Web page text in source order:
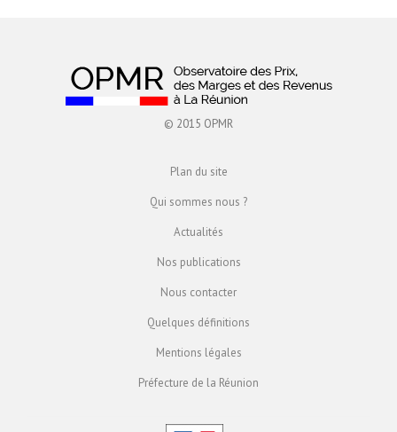
© 2015 OPMR
Plan du site
Qui sommes nous ?
Actualités
Nos publications
Nous contacter
Quelques définitions
Mentions légales
Préfecture de la Réunion